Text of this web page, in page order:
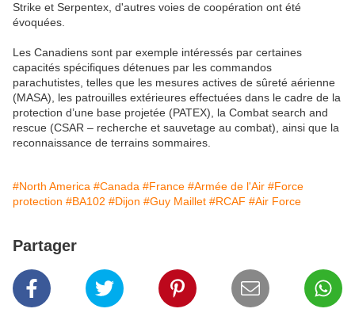
Strike et Serpentex, d'autres voies de coopération ont été
évoquées.
Les Canadiens sont par exemple intéressés par certaines
capacités spécifiques détenues par les commandos
parachutistes, telles que les mesures actives de sûreté aérienne
(MASA), les patrouilles extérieures effectuées dans le cadre de la
protection d’une base projetée (PATEX), la Combat search and
rescue (CSAR – recherche et sauvetage au combat), ainsi que la
reconnaissance de terrains sommaires.
#North America #Canada #France #Armée de l'Air #Force
protection #BA102 #Dijon #Guy Maillet #RCAF #Air Force
Partager